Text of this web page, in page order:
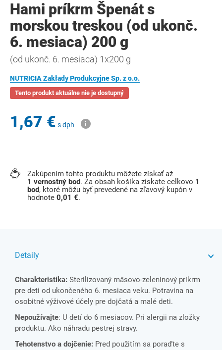
Hami príkrm Špenát s
morskou treskou (od ukonč.
6. mesiaca) 200 g
(od ukonč. 6. mesiaca) 1x200 g
NUTRICIA Zakłady Produkcyjne Sp. z o.o.
Tento produkt aktuálne nie je dostupný
1,67 € s dph
Zakúpením tohto produktu môžete získať až
1 vernostný bod. Za obsah košíka získate celkovo 1
bod, ktoré môžu byť prevedené na zľavový kupón v
hodnote 0,01 €.
Detaily
Charakteristika: Sterilizovaný mäsovo-zeleninový príkrm
pre deti od ukončeného 6. mesiaca veku. Potravina na
osobitné výživové účely pre dojčatá a malé deti.
Nepoužívajte: U detí do 6 mesiacov. Pri alergii na zložky
produktu. Ako náhradu pestrej stravy.
Tehotenstvo a dojčenie: Pred použitím sa poraďte s